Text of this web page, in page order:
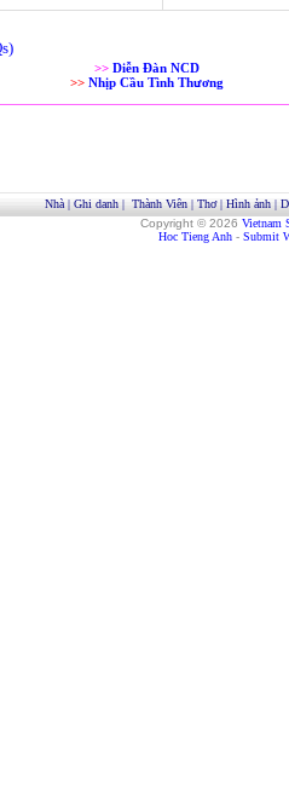
>> Diễn Đàn NCD
>> Nhịp Cầu Tình Thương
Nhà| Ghi danh| Thành Viên| Thơ| Hình ảnh|
Copyright © 2026 Vietnam
Hoc Tieng Anh - Submit